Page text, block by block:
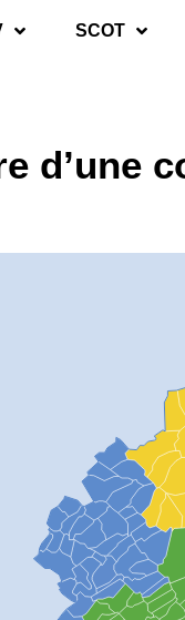
SCOT
d’une